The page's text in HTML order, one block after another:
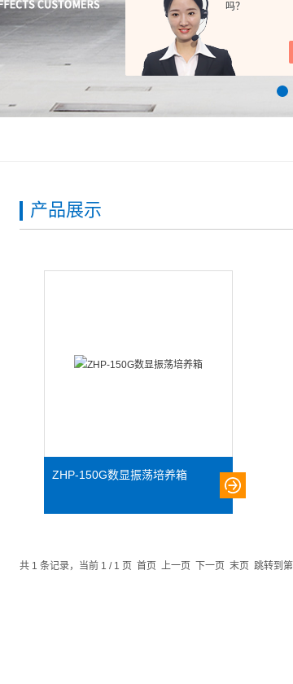
吗？
产品展示
ZHP-150G数显振荡培养箱
共 1 条记录，当前 1 / 1 页 首页 上一页 下一页 末页 跳转到第